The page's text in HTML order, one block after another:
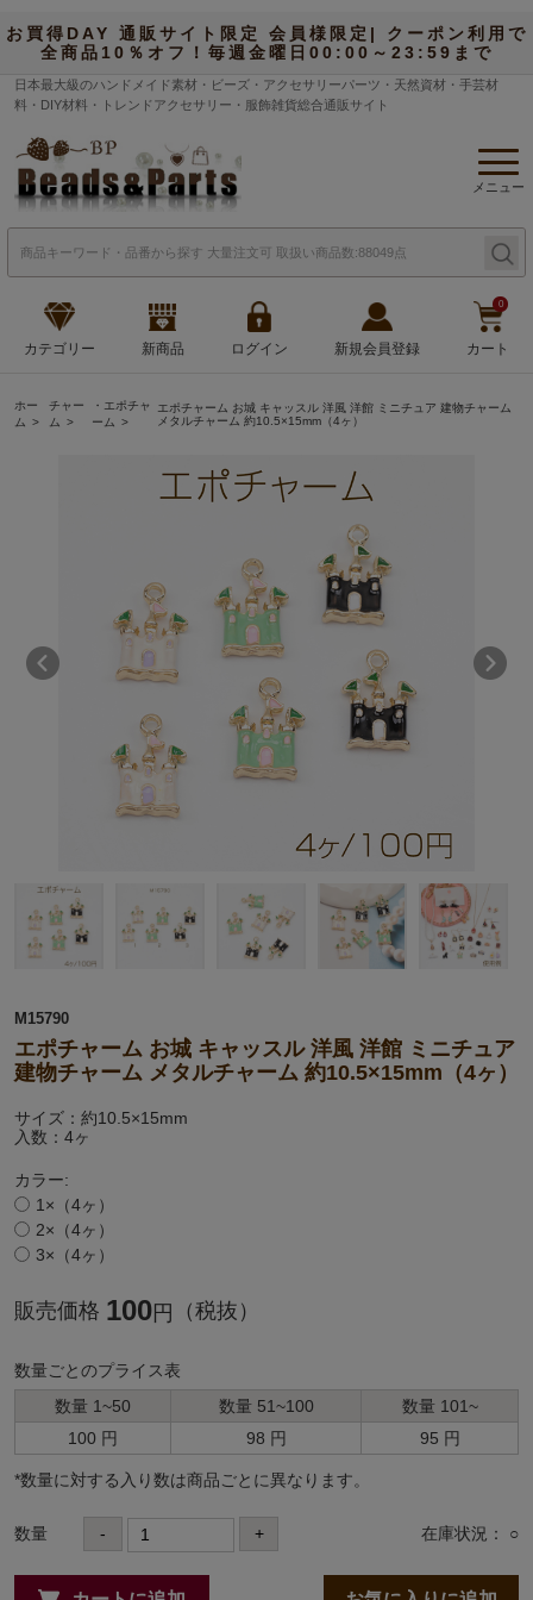
お買得DAY 通販サイト限定 会員様限定| クーポン利用で
全商品10％オフ！毎週金曜日00:00～23:59まで
日本最大級のハンドメイド素材・ビーズ・アクセサリーパーツ・天然資材・手芸材
料・DIY材料・トレンドアクセサリー・服飾雑貨総合通販サイト
メニュー
カテゴリー 新商品 ログイン 新規会員登録
0
カート
ホー
ム
チャー
ム
・エポチャ
ーム
エポチャーム お城 キャッスル 洋風 洋館 ミニチュア 建物チャーム
メタルチャーム 約10.5×15mm（4ヶ）
M15790
エポチャーム お城 キャッスル 洋風 洋館 ミニチュア
建物チャーム メタルチャーム 約10.5×15mm（4ヶ）
サイズ：約10.5×15mm
入数：4ヶ
カラー:
1×（4ヶ）
2×（4ヶ）
3×（4ヶ）
販売価格 100円 （税抜）
数量ごとのプライス表
数量 1~50
数量 51~100
数量 101~
100 円
98 円 95 円
*数量に対する⼊り数は商品ごとに異なります。
数量 - + 在庫状況： ○